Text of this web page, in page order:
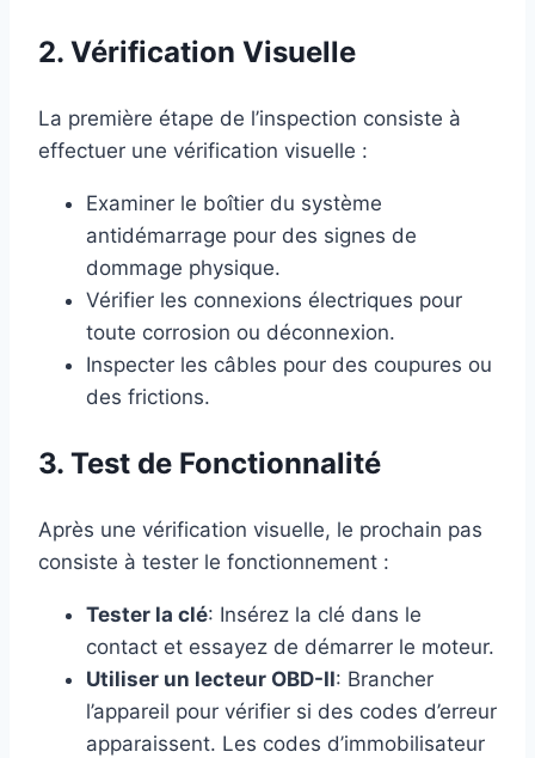
2. Vérification Visuelle
La première étape de l’inspection consiste à
effectuer une vérification visuelle :
Examiner le boîtier du système
antidémarrage pour des signes de
dommage physique.
Vérifier les connexions électriques pour
toute corrosion ou déconnexion.
Inspecter les câbles pour des coupures ou
des frictions.
3. Test de Fonctionnalité
Après une vérification visuelle, le prochain pas
consiste à tester le fonctionnement :
Tester la clé: Insérez la clé dans le
contact et essayez de démarrer le moteur.
Utiliser un lecteur OBD-II: Brancher
l’appareil pour vérifier si des codes d’erreur
apparaissent. Les codes d’immobilisateur